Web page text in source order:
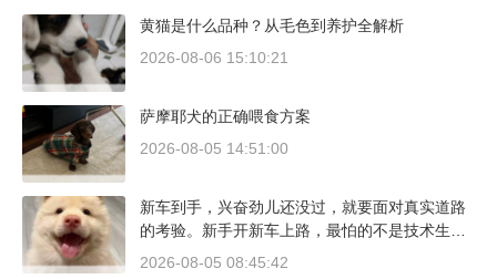
方和真实价格区间。
黄猫是什么品种？从毛色到养护全解析
2026-08-06 15:10:21
萨摩耶犬的正确喂食方案
2026-08-05 14:51:00
新车到手，兴奋劲儿还没过，就要面对真实道路
的考验。新手开新车上路，最怕的不是技术生
疏，而是对车况和路况的双重陌生。磨合期内，
2026-08-05 08:45:42